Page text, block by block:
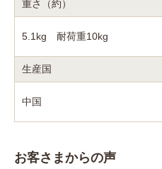
重さ（約）
5.1kg 耐荷重10kg
生産国
中国
お客さまからの声